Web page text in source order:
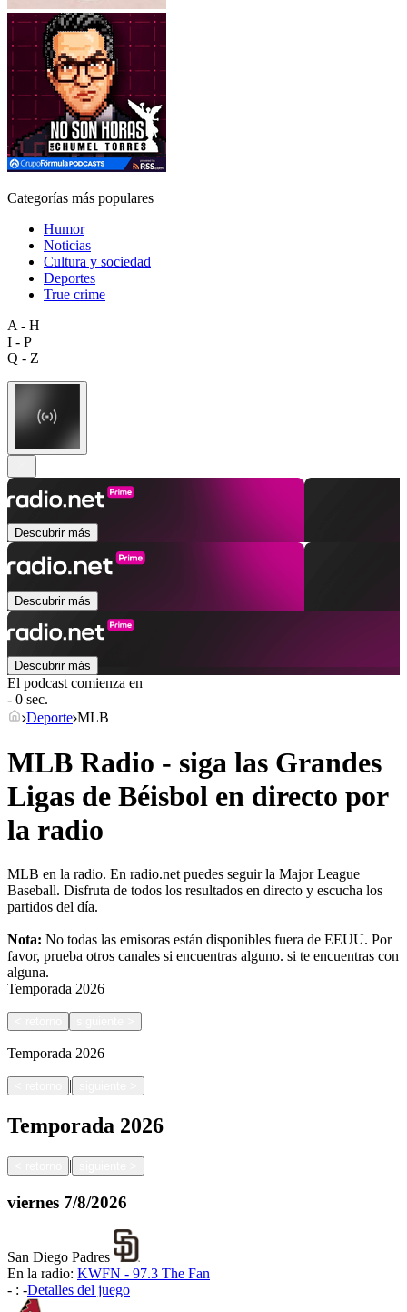
Categorías más populares
Humor
Noticias
Cultura y sociedad
Deportes
True crime
A - H
I - P
Q - Z
Descubrir más
Descubrir más
Descubrir más
El podcast comienza en
- 0 sec.
Deporte MLB
MLB Radio - siga las Grandes
Ligas de Béisbol en directo por
la radio
MLB en la radio. En radio.net puedes seguir la Major League
Baseball. Disfruta de todos los resultados en directo y escucha los
partidos del día.
Nota: No todas las emisoras están disponibles fuera de EEUU. Por
favor, prueba otros canales si encuentras alguno. si te encuentras con
alguna.
Temporada 2026
Temporada 2026
|
Temporada 2026
|
viernes 7/8/2026
San Diego Padres
En la radio: KWFN - 97.3 The Fan
- : -Detalles del juego